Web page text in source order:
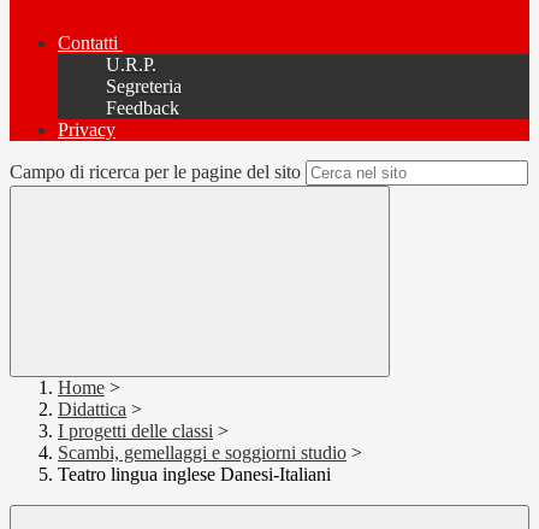
Contatti
U.R.P.
Segreteria
Feedback
Privacy
Campo di ricerca per le pagine del sito
Home >
Didattica >
I progetti delle classi >
Scambi, gemellaggi e soggiorni studio >
Teatro lingua inglese Danesi-Italiani